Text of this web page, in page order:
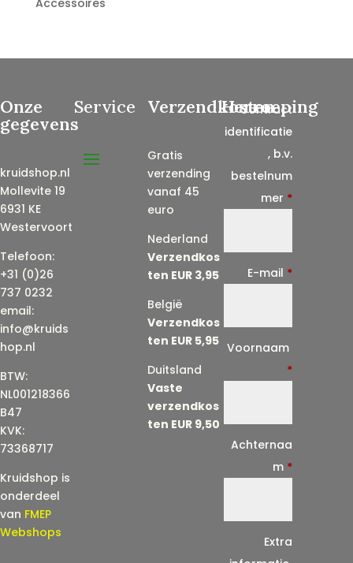
Onze
gegevens
kruidshop.nl
Mollevite 19
6931 KE
Westervoort
Telefoon:
+31 (0)26
737 0232
email:
info@kruids
hop.nl
BTW:
NL001218366
B47
KVK:
73368717
Kruidshop is
onderdeel
van FMEP
Webshops
Service Verzendkosten
Gratis
verzending
vanaf 45
euro
Nederland
Verzendkos
ten EUR 3,95
België
Verzendkos
ten EUR 5,95
Duitsland
Vaste
verzendkos
ten EUR 9,50
Herroeping
Contract
identificatie
, b.v.
bestelnum
mer *
E-mail *
Voornaam
*
Achternaa
m *
Extra